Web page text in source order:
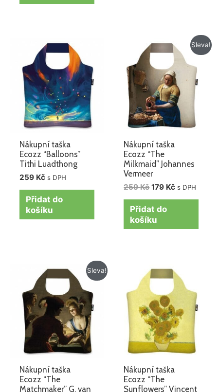
Nákupní taška
Ecozz “Balloons”
Tithi Luadthong
259 Kč s DPH
Přidat do
košíku
Sleva!
Nákupní taška
Ecozz “The
Milkmaid” Johannes
Vermeer
259Kč
Původní
cena
259 Kč.
179 Kč
Aktuální
cena
179 Kč.
s DPH
Přidat do
košíku
Sleva!
Nákupní taška
Ecozz “The
Matchmaker” G. van
Původní
cena
259 Kč.
Aktuální
cena
je:
179 Kč.
Nákupní taška
Ecozz “The
Sunflowers” Vincent